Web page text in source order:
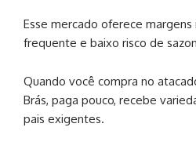
Esse mercado oferece
frequente e baixo risco de
Quando você compra no
Brás, paga pouco, recebe
pais exigentes.